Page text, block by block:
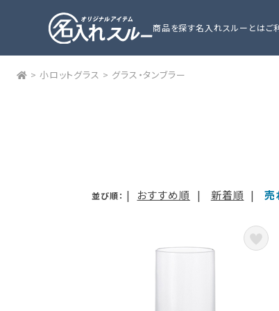
商品を探す名入れスルーとはご
> 小ロットグラス > グラス・タンブラー
並び順： | おすすめ順 | 新着順 | 売